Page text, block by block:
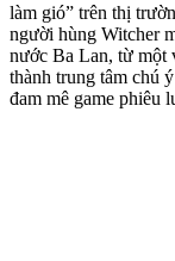
làm gió” trên thị
người hùng Witcher
nước Ba Lan, từ một
thành trung tâm chú
đam mê game phiêu